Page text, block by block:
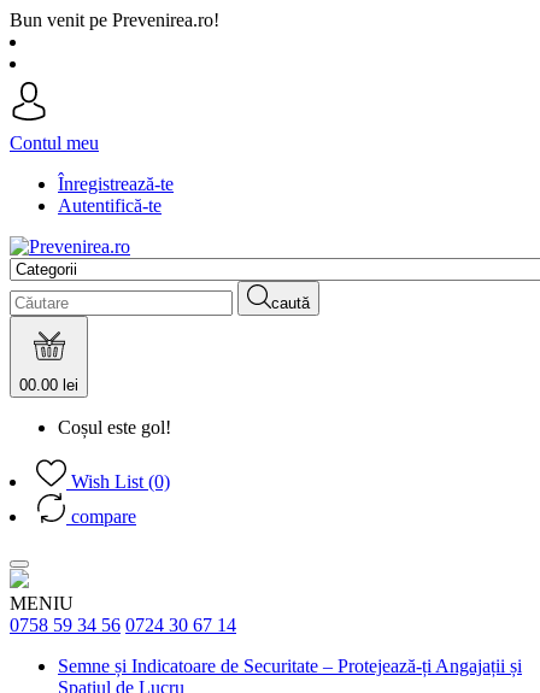
Bun venit pe Prevenirea.ro!
Contul meu
Înregistrează-te
Autentifică-te
caută
00.00 lei
Coșul este gol!
Wish List (0)
compare
MENIU
0758 59 34 56 0724 30 67 14
Semne și Indicatoare de Securitate – Protejează-ți Angajații și
Spațiul de Lucru